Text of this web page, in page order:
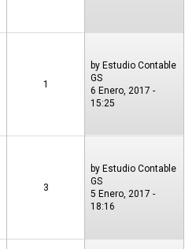
1
by Estudio Contable
GS
6 Enero, 2017 -
15:25
3
by Estudio Contable
GS
5 Enero, 2017 -
18:16